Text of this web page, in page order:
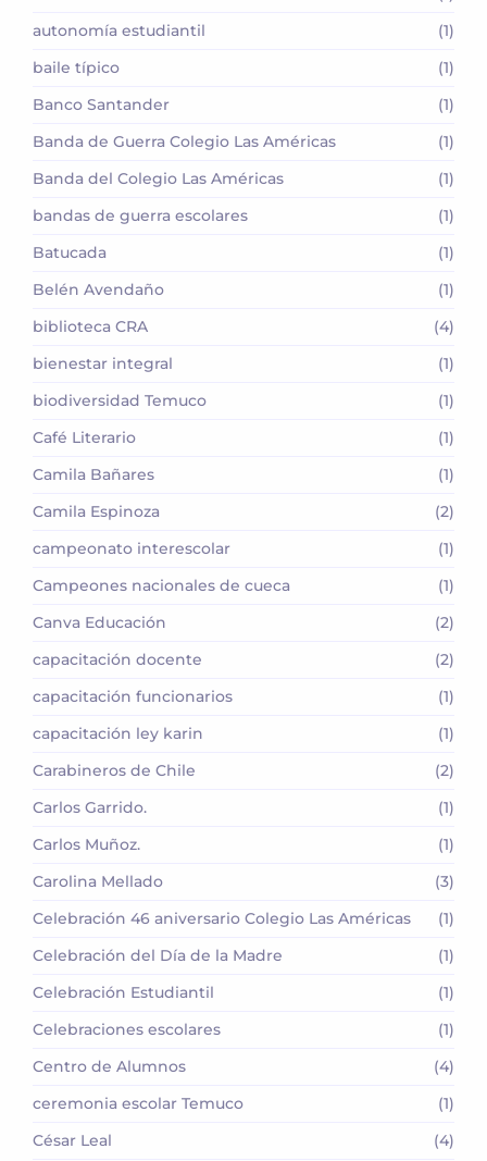
autonomía estudiantil
(1)
baile típico
(1)
Banco Santander
(1)
Banda de Guerra Colegio Las Américas
(1)
Banda del Colegio Las Américas
(1)
bandas de guerra escolares
(1)
Batucada
(1)
Belén Avendaño
(1)
biblioteca CRA
(4)
bienestar integral
(1)
biodiversidad Temuco
(1)
Café Literario
(1)
Camila Bañares
(1)
Camila Espinoza
(2)
campeonato interescolar
(1)
Campeones nacionales de cueca
(1)
Canva Educación
(2)
capacitación docente
(2)
capacitación funcionarios
(1)
capacitación ley karin
(1)
Carabineros de Chile
(2)
Carlos Garrido.
(1)
Carlos Muñoz.
(1)
Carolina Mellado
(3)
Celebración 46 aniversario Colegio Las Américas
(1)
Celebración del Día de la Madre
(1)
Celebración Estudiantil
(1)
Celebraciones escolares
(1)
Centro de Alumnos
(4)
ceremonia escolar Temuco
(1)
César Leal
(4)